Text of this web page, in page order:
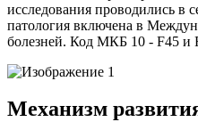
исследования проводились в
патология включена в
болезней. Код МКБ 10 - F45 и
Механизм